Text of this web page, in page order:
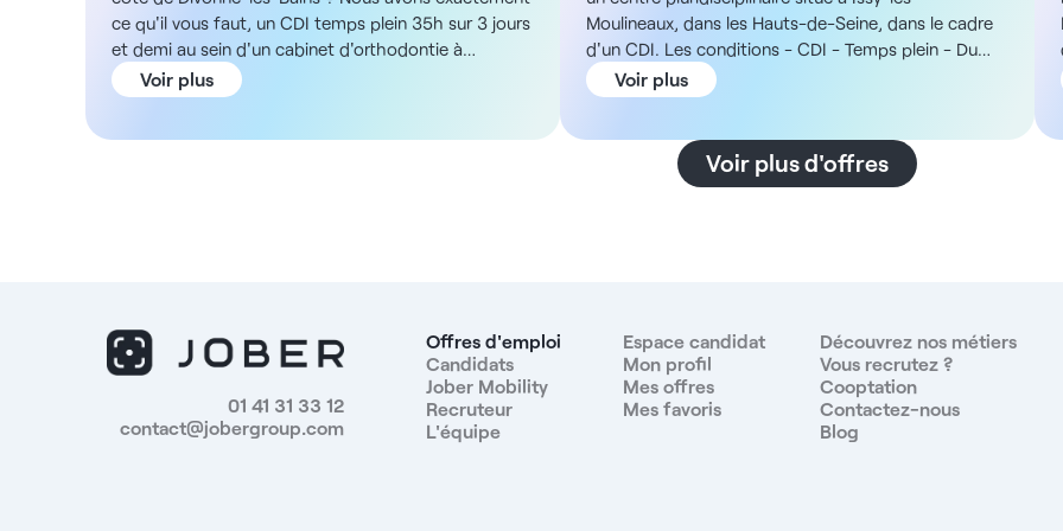
ce qu'il vous faut, un CDI temps plein 35h sur 3 jours
et demi au sein d'un cabinet d'orthodontie à
positionnement premium. ADN de la structure Vous
exercerez au sein d'un cabinet spécialisé en
frontière suisse et d'un cadre de vie agréable avec
commerces et accès routiers facilités. Description et
fonctionnement du cabinet et combine accueil,
coordination et tâches administratives. La personne
Voir plus
Moulineaux, dans les Hauts-de-Seine, dans le cadre
d'un CDI. Les conditions - CDI - Temps plein - Du
lundi au vendredi (samedi possible) - De 9h30 à 19h
La structure Vous intégrerez un centre
regroupant médecins généralistes et chirurgiens-
dentistes. En outre, la structure dispose d'un pôle de
- Mutuelle remboursée à 50% - Locaux récents -
Pôle de secrétaires - Formation au logiciel Veasy
possible - Possibilité de travail le samedi Le petit truc
en plus Issy-les-Moulineaux est une commune
dynamique, située en bordure de Paris. Le parc de
Voir plus
Voir plus d'offres
01 41 31 33 12
contact@jobergroup.com
Offres d'emploi
Candidats
Jober Mobility
Recruteur
L'équipe
Espace candidat
Mon profil
Mes offres
Mes favoris
Découvrez nos métiers
Vous recrutez ?
Cooptation
Contactez-nous
Blog